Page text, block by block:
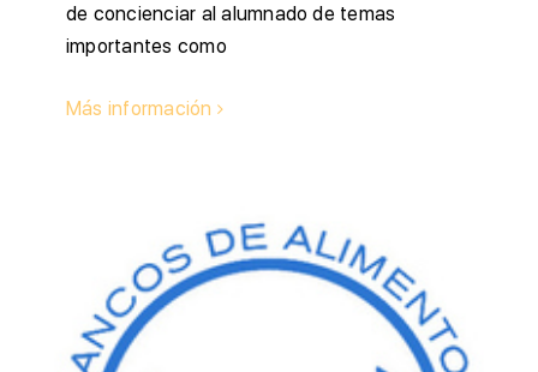
de concienciar al alumnado de temas
importantes como
Más información